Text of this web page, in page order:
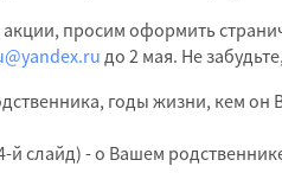
акции, просим оформить
до 2 мая. Не
годы жизни, кем он
й слайд) - о Вашем